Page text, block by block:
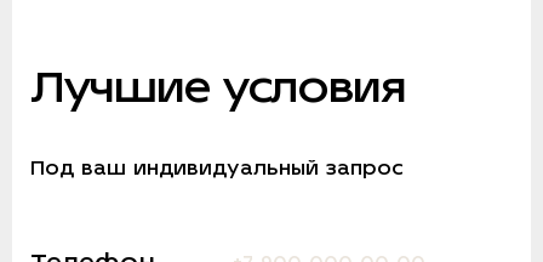
Лучшие условия
Под ваш индивидуальный запрос